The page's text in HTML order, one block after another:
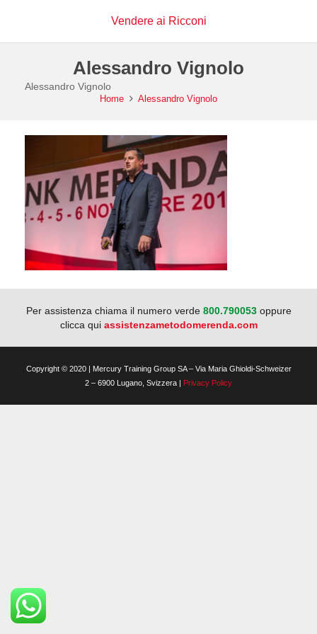
Vendere ai Ricconi
Alessandro Vignolo
Alessandro Vignolo
Home Alessandro Vignolo
Per assistenza chiama il numero verde 800.790053 oppure
clicca qui assistenzametodomerenda.com
Copyright © 2020 | Mercury Training Group SA – Via Maria Ghioldi-Schweizer
2 – 6900 Lugano, Svizzera | Privacy Policy